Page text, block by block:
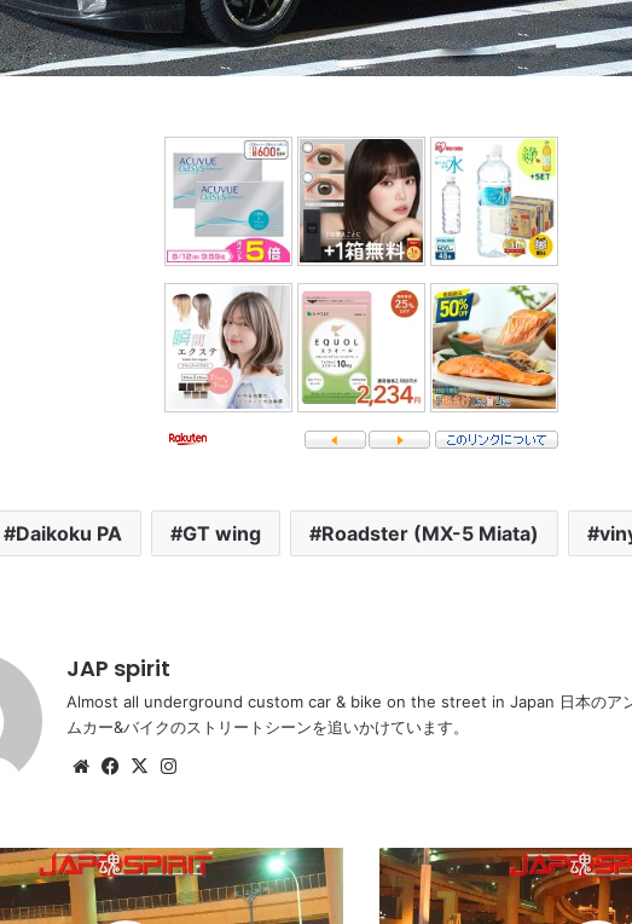
Daikoku PA GT wing Roadster (MX-5 Miata)
JAP spirit
Almost all underground custom car & bike on the street in Japan 日本のア
ムカー&バイクのストリートシーンを追いかけています。
WebsiteFacebook
X
TOYOTA
Mark
II